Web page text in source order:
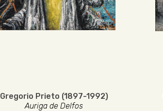
Gregorio Prieto (1897-1992)
Auriga de Delfos